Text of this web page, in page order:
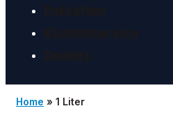
Home » 1 Liter